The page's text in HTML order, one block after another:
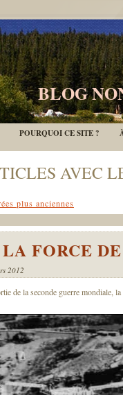
BLOG
POURQUOI CE SITE ?
AVEC
plus anciennes
LA FORCE
2012
de la seconde guerre mondiale,